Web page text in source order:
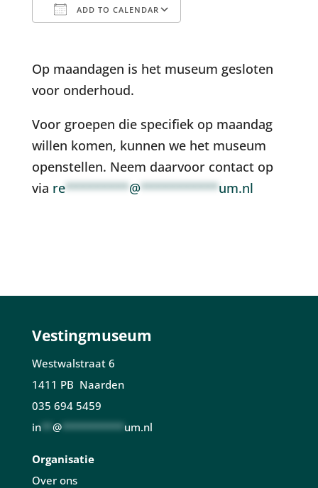
ADD TO CALENDAR
Op maandagen is het museum gesloten
voor onderhoud.
Voor groepen die specifiek op maandag
willen komen, kunnen we het museum
openstellen. Neem daarvoor contact op
via re*********@***********um.nl
Vestingmuseum
Westwalstraat 6
1411 PB Naarden
035 694 5459
in** @*********** um.nl
Organisatie
Over ons